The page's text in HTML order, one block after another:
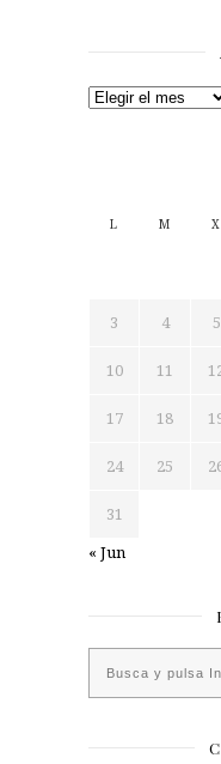
Archivos
L M X
3 4 5
10 11
17 18
24 25
31
« Jun